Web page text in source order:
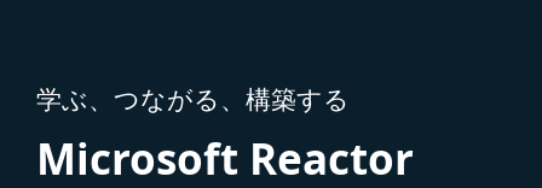
学ぶ、つながる、構築する
Microsoft Reactor